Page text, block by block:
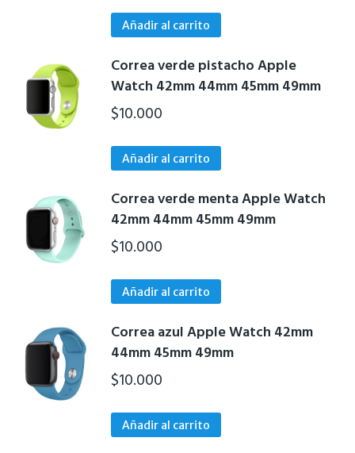
Añadir al carrito
Correa verde pistacho Apple
Watch 42mm 44mm 45mm 49mm
$10.000
Añadir al carrito
Correa verde menta Apple Watch
42mm 44mm 45mm 49mm
$10.000
Añadir al carrito
Correa azul Apple Watch 42mm
44mm 45mm 49mm
$10.000
Añadir al carrito